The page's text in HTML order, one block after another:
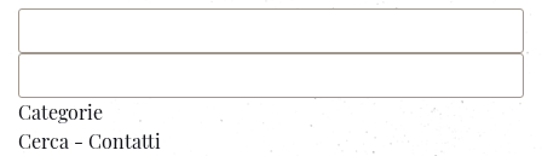
Categorie
Cerca - Contatti